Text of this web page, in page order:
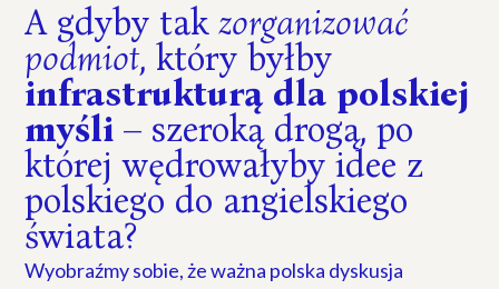
A gdyby takzorganizować
podmiot, który byłby
infrastrukturą dla polskiej
myśli – szeroką drogą, po
której wędrowałyby idee z
polskiego do angielskiego
świata?
Wyobraźmy sobie, że ważna polska dyskusja